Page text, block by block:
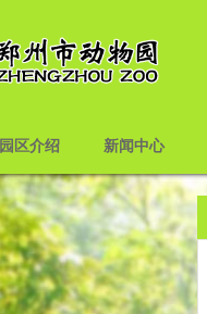
园区介绍 新闻中心